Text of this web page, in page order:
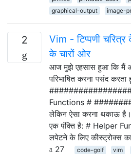
graphical-output
image-
2
Vim - टिप्पणी चरित्र
के चारों ओर
आज मुझे एहसास हुआ कि मैं
परिभाषित करना पसंद करता
Functions #
लेकिन ऐसा करना थकाऊ
एक पंक्ति है: # Helper
लपेटने के लिए कीस्ट्रोक्स
27
code-golf vim